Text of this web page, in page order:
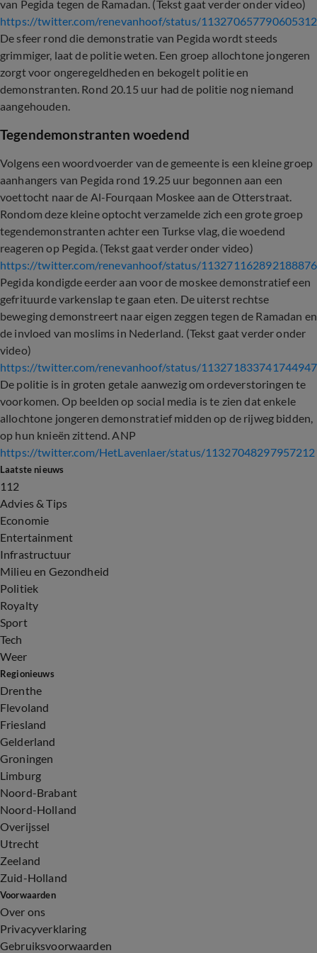
van Pegida tegen de Ramadan. (Tekst gaat verder onder video)
https://twitter.com/renevanhoof/status/
De sfeer rond die demonstratie van Pegida wordt steeds
grimmiger, laat de politie weten. Een groep allochtone jongeren
zorgt voor ongeregeldheden en bekogelt politie en
demonstranten. Rond 20.15 uur had de politie nog niemand
aangehouden.
Tegendemonstranten woedend
Volgens een woordvoerder van de gemeente is een kleine groep
aanhangers van Pegida rond 19.25 uur begonnen aan een
voettocht naar de Al-Fourqaan Moskee aan de Otterstraat.
Rondom deze kleine optocht verzamelde zich een grote groep
tegendemonstranten achter een Turkse vlag, die woedend
reageren op Pegida. (Tekst gaat verder onder video)
https://twitter.com/renevanhoof/status/
Pegida kondigde eerder aan voor de moskee demonstratief een
gefrituurde varkenslap te gaan eten. De uiterst rechtse
beweging demonstreert naar eigen zeggen tegen de Ramadan en
de invloed van moslims in Nederland. (Tekst gaat verder onder
video)
https://twitter.com/renevanhoof/status/
De politie is in groten getale aanwezig om ordeverstoringen te
voorkomen. Op beelden op social media is te zien dat enkele
allochtone jongeren demonstratief midden op de rijweg bidden,
op hun knieën zittend. ANP
https://twitter.com/HetLavenlaer/status/
Laatste nieuws
112
Advies & Tips
Economie
Entertainment
Infrastructuur
Milieu en Gezondheid
Politiek
Royalty
Sport
Tech
Weer
Regionieuws
Drenthe
Flevoland
Friesland
Gelderland
Groningen
Limburg
Noord-Brabant
Noord-Holland
Overijssel
Utrecht
Zeeland
Zuid-Holland
Voorwaarden
Over ons
Privacyverklaring
Gebruiksvoorwaarden